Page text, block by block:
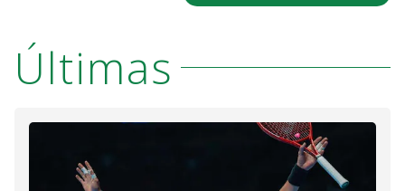
Últimas